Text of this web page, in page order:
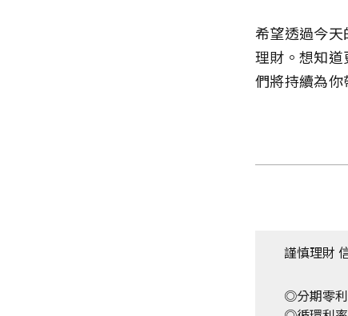
希望透過今
理財。想知
們將持續為你
謹慎理財
◎分期零